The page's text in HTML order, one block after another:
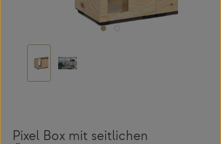
Pixel Box mit seitlichen